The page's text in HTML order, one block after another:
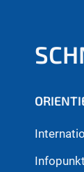
Infopunkt